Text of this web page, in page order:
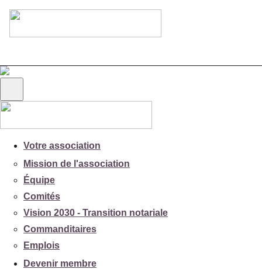
Votre association
Mission de l'association
Équipe
Comités
Vision 2030 - Transition notariale
Commanditaires
Emplois
Devenir membre